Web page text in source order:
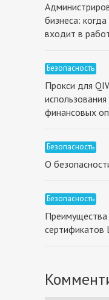
бизнеса:
входит в
Безопасность
Прокси для
финансовых
Безопасность
О
Безопасность
Преимущества
сертификатов